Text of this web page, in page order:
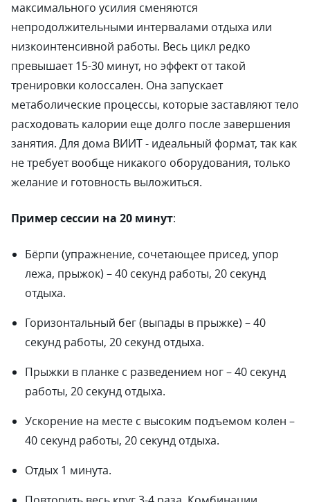
максимального усилия сменяются
непродолжительными интервалами отдыха или
низкоинтенсивной работы. Весь цикл редко
превышает 15-30 минут, но эффект от такой
тренировки колоссален. Она запускает
метаболические процессы, которые заставляют тело
расходовать калории еще долго после завершения
занятия. Для дома ВИИТ - идеальный формат, так как
не требует вообще никакого оборудования, только
желание и готовность выложиться.
Пример сессии на 20 минут:
Бёрпи (упражнение, сочетающее присед, упор
лежа, прыжок) – 40 секунд работы, 20 секунд
отдыха.
Горизонтальный бег (выпады в прыжке) – 40
секунд работы, 20 секунд отдыха.
Прыжки в планке с разведением ног – 40 секунд
работы, 20 секунд отдыха.
Ускорение на месте с высоким подъемом колен –
40 секунд работы, 20 секунд отдыха.
Отдых 1 минута.